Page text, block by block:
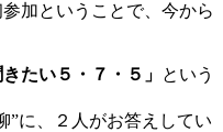
加ということで、今から
きたい５・７・５」 という
”に、２人がお答えしてい